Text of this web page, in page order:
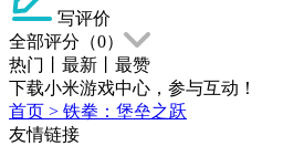
写评价
全部评分（0）
热门
最新
最赞
下载小米游戏中心，参与互动！
首页 > 铁拳：堡垒之跃
友情链接